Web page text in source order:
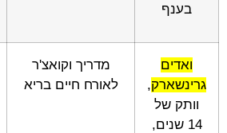
בענף
ואדים
גרינשארק,
וותק של
14 שנים,
מדריך וקואצ'ר
לאורח חיים בריא